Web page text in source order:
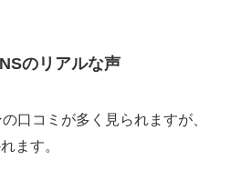
のリアルな声
口コミが多く見られますが、
ます。